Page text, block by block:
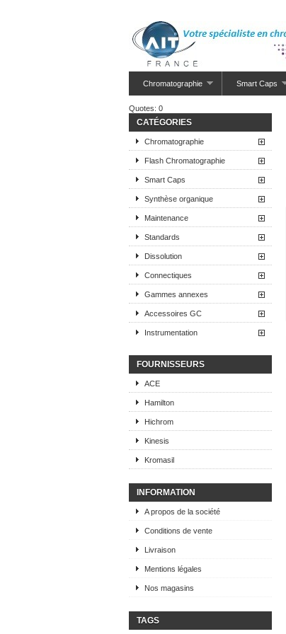
Chromatographie Smart Caps
Quotes: 0
CATÉGORIES
Chromatographie
Flash Chromatographie
Smart Caps
Synthèse organique
Maintenance
Standards
Dissolution
Connectiques
Gammes annexes
Accessoires GC
Instrumentation
FOURNISSEURS
ACE
Hamilton
Hichrom
Kinesis
Kromasil
INFORMATION
A propos de la société
Conditions de vente
Livraison
Mentions légales
Nos magasins
TAGS